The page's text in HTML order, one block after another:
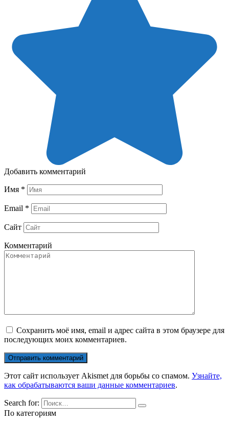
Добавить комментарий
Имя *
Email *
Сайт
Комментарий
Сохранить моё имя, email и адрес сайта в этом браузере для
последующих моих комментариев.
Этот сайт использует Akismet для борьбы со спамом. Узнайте,
как обрабатываются ваши данные комментариев.
Search for:
По категориям